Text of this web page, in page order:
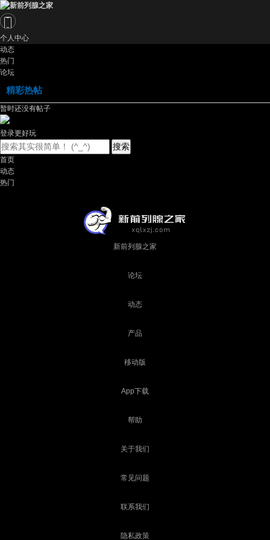
个人中心
动态
热门
论坛
精彩热帖
暂时还没有帖子
登录更好玩
搜索
首页
动态
热门
新前列腺之家
论坛
动态
产品
移动版
App下载
帮助
关于我们
常见问题
联系我们
隐私政策